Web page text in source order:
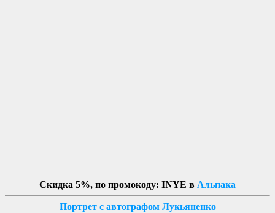
Скидка 5%, по промокоду: INYE в Альпака
Портрет с автографом Лукьяненко